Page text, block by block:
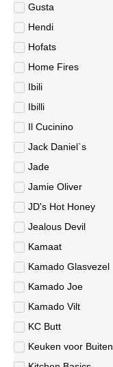
Gusta
Hendi
Hofats
Home Fires
Ibili
Ibilli
Il Cucinino
Jack Daniel`s
Jade
Jamie Oliver
JD's Hot Honey
Jealous Devil
Kamaat
Kamado Glasvezel
Kamado Joe
Kamado Vilt
KC Butt
Keuken voor Buiten